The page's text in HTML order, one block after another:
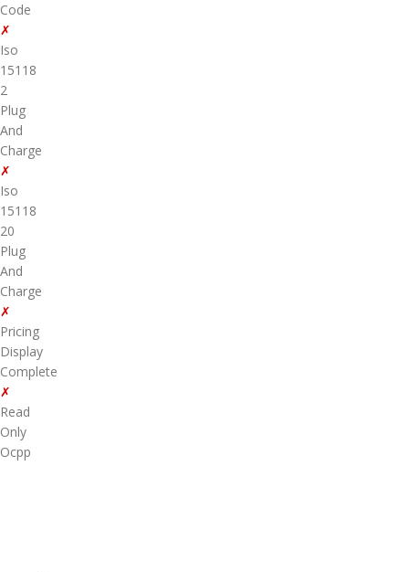
Code
✗
Iso
15118
2
Plug
And
Charge
✗
Iso
15118
20
Plug
And
Charge
✗
Pricing
Display
Complete
✗
Read
Only
Ocpp